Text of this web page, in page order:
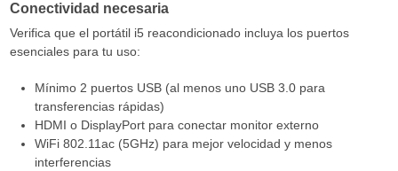
Conectividad necesaria
Verifica que el portátil i5 reacondicionado incluya los puertos
esenciales para tu uso:
Mínimo 2 puertos USB (al menos uno USB 3.0 para
transferencias rápidas)
HDMI o DisplayPort para conectar monitor externo
WiFi 802.11ac (5GHz) para mejor velocidad y menos
interferencias